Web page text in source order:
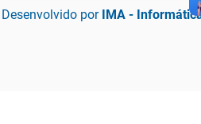
Desenvolvido por IMA -